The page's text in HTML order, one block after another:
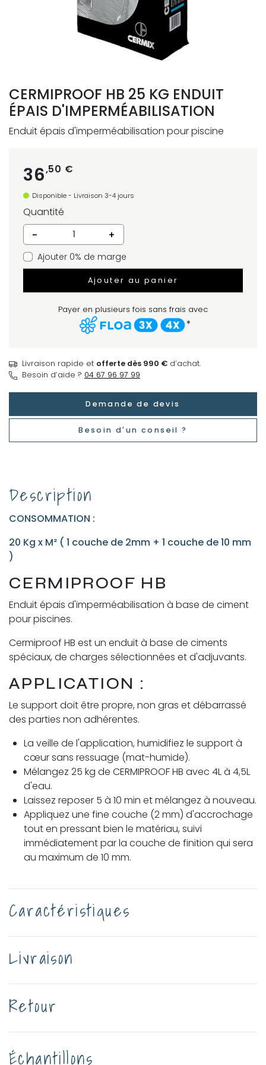
CERMIPROOF HB 25 KG ENDUIT
ÉPAIS D'IMPERMÉABILISATION
Enduit épais d'imperméabilisation pour piscine
36,50 €
Disponible - Livraison 3-4 jours
Quantité
-
+
Ajouter 0% de marge
Ajouter au panier
Payer en plusieurs fois sans frais avec
*
Livraison rapide et offerte dès 990 € d’achat.
Besoin d’aide ? 04 67 96 97 99
Demande de devis
Besoin d'un conseil ?
Description
CONSOMMATION :
20 Kg x M² ( 1 couche de 2mm + 1 couche de 10 mm
)
CERMIPROOF HB
Enduit épais d'imperméabilisation à base de ciment
pour piscines.
Cermiproof HB est un enduit à base de ciments
spéciaux, de charges sélectionnées et d'adjuvants.
APPLICATION :
Le support doit être propre, non gras et débarrassé
des parties non adhérentes.
La veille de l'application, humidifiez le support à
cœur sans ressuage (mat-humide).
Mélangez 25 kg de CERMIPROOF HB avec 4L à 4,5L
d'eau.
Laissez reposer 5 à 10 min et mélangez à nouveau.
Appliquez une fine couche (2 mm) d'accrochage
tout en pressant bien le matériau, suivi
immédiatement par la couche de finition qui sera
au maximum de 10 mm.
Caractéristiques
Livraison
Retour
Échantillons